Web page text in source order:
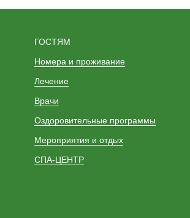
ГОСТЯМ
Номера и проживание
Лечение
Врачи
Оздоровительные программы
Мероприятия и отдых
СПА-ЦЕНТР